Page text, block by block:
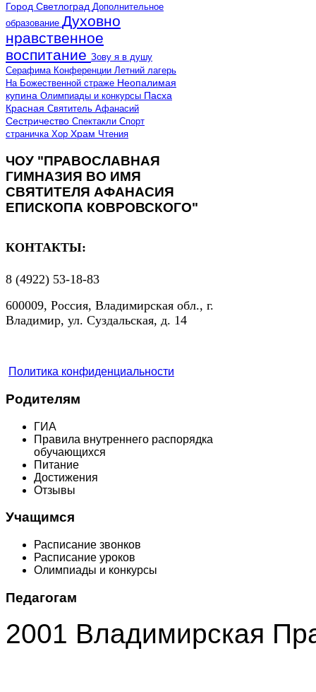
Город Светлоград Дополнительное
образование Духовно
нравственное
воспитание Зову я в душу
Серафима Конференции Летний лагерь
На Божественной страже Неопалимая
купина Олимпиады и конкурсы Пасха
Красная Святитель Афанасий
Сестричество Спектакли Спорт
страничка Хор Храм Чтения
ЧОУ "ПРАВОСЛАВНАЯ
ГИМНАЗИЯ ВО ИМЯ
СВЯТИТЕЛЯ АФАНАСИЯ
ЕПИСКОПА КОВРОВСКОГО"
КОНТАКТЫ:
8 (4922) 53-18-83
600009, Россия, Владимирская обл., г.
Владимир, ул. Суздальская, д. 14
Политика конфиденциальности
Родителям
ГИА
Правила внутреннего распорядка
обучающихся
Питание
Достижения
Отзывы
Учащимся
Расписание звонков
Расписание уроков
Олимпиады и конкурсы
Педагогам
2001 Владимирская